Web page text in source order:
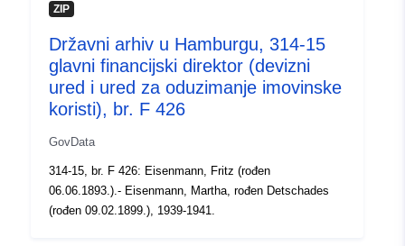
ZIP
Državni arhiv u Hamburgu, 314-15
glavni financijski direktor (devizni
ured i ured za oduzimanje imovinske
koristi), br. F 426
GovData
314-15, br. F 426: Eisenmann, Fritz (rođen
06.06.1893.).- Eisenmann, Martha, rođen Detschades
(rođen 09.02.1899.), 1939-1941.